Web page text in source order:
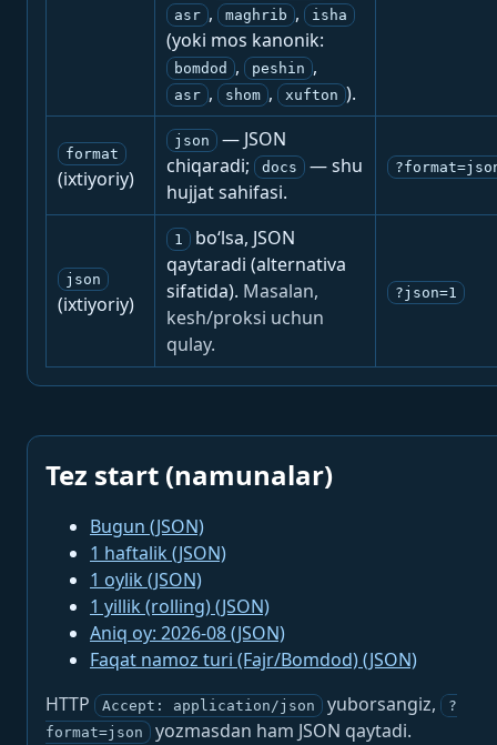
asr , maghrib , isha
(yoki mos kanonik:
bomdod , peshin ,
asr , shom , xufton ).
format
(ixtiyoriy)
json
— JSON
chiqaradi;
docs
— shu
hujjat sahifasi.
json
(ixtiyoriy)
1
bo‘lsa, JSON
qaytaradi (alternativa
sifatida). Masalan,
kesh/proksi uchun
qulay.
?json=1
Tez start (namunalar)
Bugun (JSON)
1 haftalik (JSON)
1 oylik (JSON)
1 yillik (rolling) (JSON)
Aniq oy: 2026-08 (JSON)
Faqat namoz turi (Fajr/Bomdod) (JSON)
HTTP
Accept: application/json yuborsangiz,
?
format=json
yozmasdan ham JSON qaytadi.